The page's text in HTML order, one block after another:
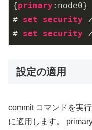
{primary :node0}
# set security
# set security
設定の適用
commit コマンドを実
に適用します。